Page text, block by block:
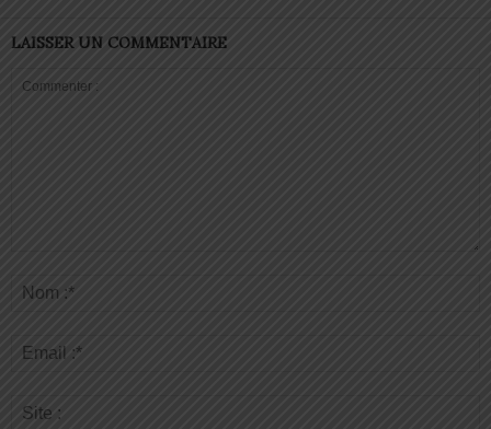
LAISSER UN COMMENTAIRE